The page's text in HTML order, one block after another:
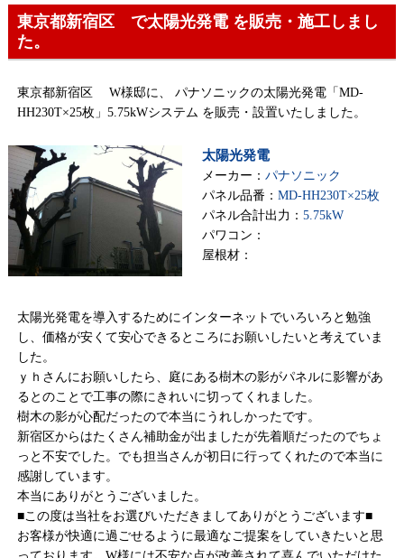
東京都新宿区 で太陽光発電 を販売・施工しまし
た。
東京都新宿区 W様邸に、 パナソニックの太陽光発電「MD-
HH230T×25枚」5.75kWシステム を販売・設置いたしました。
太陽光発電
メーカー： パナソニック
パネル品番： MD-HH230T×25枚
パネル合計出力： 5.75kW
パワコン：
屋根材：
太陽光発電を導入するためにインターネットでいろいろと勉強
し、価格が安くて安心できるところにお願いしたいと考えていま
した。
ｙｈさんにお願いしたら、庭にある樹木の影がパネルに影響があ
るとのことで工事の際にきれいに切ってくれました。
樹木の影が心配だったので本当にうれしかったです。
新宿区からはたくさん補助金が出ましたが先着順だったのでちょ
っと不安でした。でも担当さんが初日に行ってくれたので本当に
感謝しています。
本当にありがとうございました。
■この度は当社をお選びいただきましてありがとうございます■
お客様が快適に過ごせるように最適なご提案をしていきたいと思